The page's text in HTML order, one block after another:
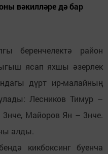
вәкилләре дә бар
беренчелектә район
ясап яхшы әзерлек
дүрт ир-малайның
Лесников Тимур –
3нче, Майоров Ян – 3нче.
алды.
кикбоксинг буенча